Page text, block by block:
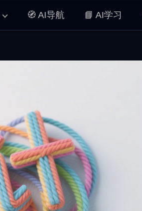
🧭 AI导航 📘 AI学习